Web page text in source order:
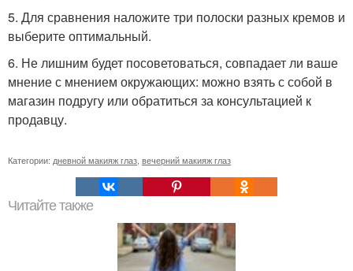
5. Для сравнения наложите три полоски разных кремов и
выберите оптимальный.
6. Не лишним будет посоветоваться, совпадает ли ваше
мнение с мнением окружающих: можно взять с собой в
магазин подругу или обратиться за консультацией к
продавцу.
Категории: дневной макияж глаз вечерний макияж глаз
Читайте также